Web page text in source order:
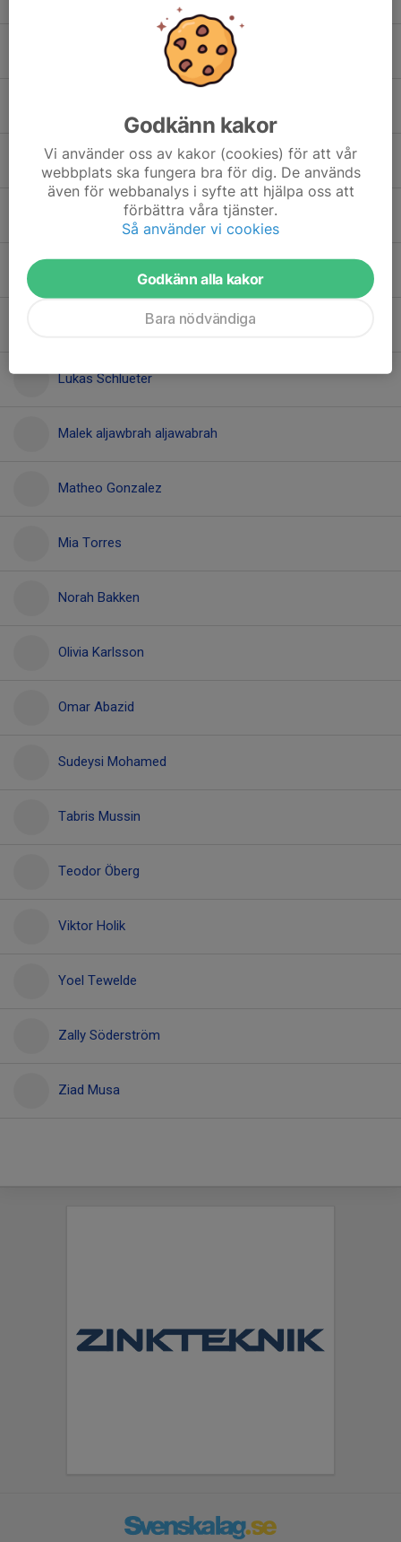
Leona Radulovic
Liam Hermansson
Louie Petersson
Lukas Schlueter
Malek aljawbrah aljawabrah
Matheo Gonzalez
Mia Torres
Norah Bakken
Olivia Karlsson
Omar Abazid
Sudeysi Mohamed
Tabris Mussin
Teodor Öberg
Viktor Holik
Yoel Tewelde
Zally Söderström
Ziad Musa
Godkänn kakor
Vi använder oss av kakor (cookies) för att vår
webbplats ska fungera bra för dig. De används
även för webbanalys i syfte att hjälpa oss att
förbättra våra tjänster.
Så använder vi cookies
Godkänn alla kakor
Bara nödvändiga